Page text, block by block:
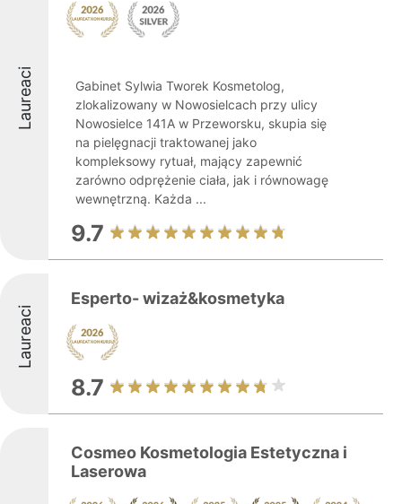
Laureaci
Gabinet Sylwia Tworek Kosmetolog,
zlokalizowany w Nowosielcach przy ulicy
Nowosielce 141A w Przeworsku, skupia się
na pielęgnacji traktowanej jako
kompleksowy rytuał, mający zapewnić
zarówno odprężenie ciała, jak i równowagę
wewnętrzną. Każda ...
9.7
Laureaci
Esperto- wizaż&kosmetyka
8.7
Cosmeo Kosmetologia Estetyczna i
Laserowa